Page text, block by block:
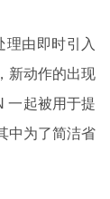
由即时引入
新动作的出现
一起被用于提
中为了简洁省